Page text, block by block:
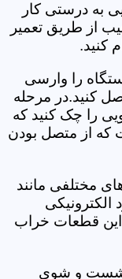
به درستی کار
از طریق تعمیر
کنید.
را وارسی
کنید.در مرحله
را چک کنید که
که از متصل بودن
مختلفی مانند
قطعات خراب
شست و شوی